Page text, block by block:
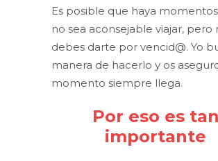
Es posible que haya
no sea aconsejable viajar, pero
debes darte por vencid@. Yo
manera de hacerlo y os
momento siempre llega.
Por eso es tan
importante